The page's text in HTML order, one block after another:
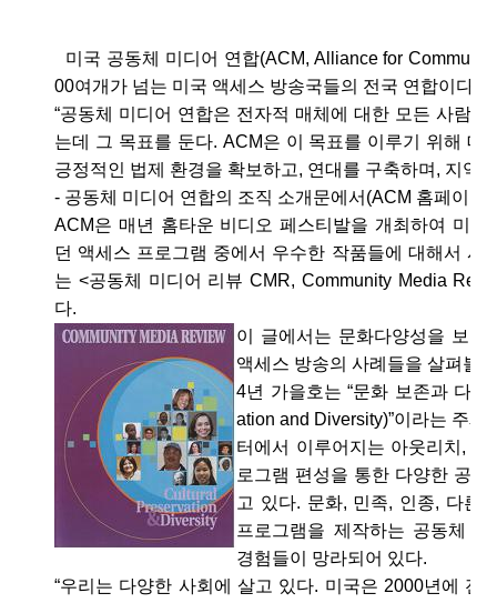
미국 공동체 미디어 연합(ACM, Alliance for
00여개가 넘는 미국 액세스 방송국들의 전국 연합이다.
“공동체 미디어 연합은 전자적 매체에 대한 모든 사람들
는데 그 목표를 둔다. ACM은 이 목표를 이루기 위해 대
긍정적인 법제 환경을 확보하고, 연대를 구축하며, 지역
- 공동체 미디어 연합의 조직 소개문에서(ACM 홈페이지)
ACM은 매년 홈타운 비디오 페스티발을 개최하여 미국
던 액세스 프로그램 중에서 우수한 작품들에 대해서 시
는 <공동체 미디어 리뷰 CMR, Community Media
다.
이 글에서는 문화다양성을 보장
액세스 방송의 사례들을 살펴볼
4년 가을호는 “문화 보존과 다양
ation and Diversity)”이라는 주제
터에서 이루어지는 아웃리치,
로그램 편성을 통한 다양한 공동
고 있다. 문화, 민족, 인종, 다른
프로그램을 제작하는 공동체
경험들이 망라되어 있다.
“우리는 다양한 사회에 살고 있다. 미국은 2000년에 전